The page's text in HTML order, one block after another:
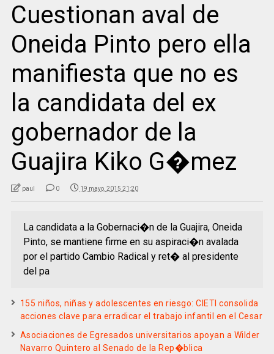
Cuestionan aval de
Oneida Pinto pero ella
manifiesta que no es
la candidata del ex
gobernador de la
Guajira Kiko G�mez
paul 0 19 mayo, 2015 21:20
La candidata a la Gobernaci�n de la Guajira, Oneida
Pinto, se mantiene firme en su aspiraci�n avalada
por el partido Cambio Radical y ret� al presidente
del pa
155 niños, niñas y adolescentes en riesgo: CIETI consolida
acciones clave para erradicar el trabajo infantil en el Cesar
Asociaciones de Egresados universitarios apoyan a Wilder
Navarro Quintero al Senado de la Rep�blica